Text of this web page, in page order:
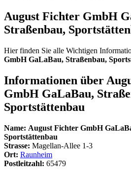
August Fichter GmbH
Straßenbau,
Hier finden Sie alle Wichtigen
GmbH GaLaBau, Straßenbau,
Informationen über
GmbH GaLaBau,
Sportstättenbau
Name: August Fichter GmbH
Sportstättenbau
Strasse: Magellan-Allee 1-3
Ort: Raunheim
Postleitzahl: 65479